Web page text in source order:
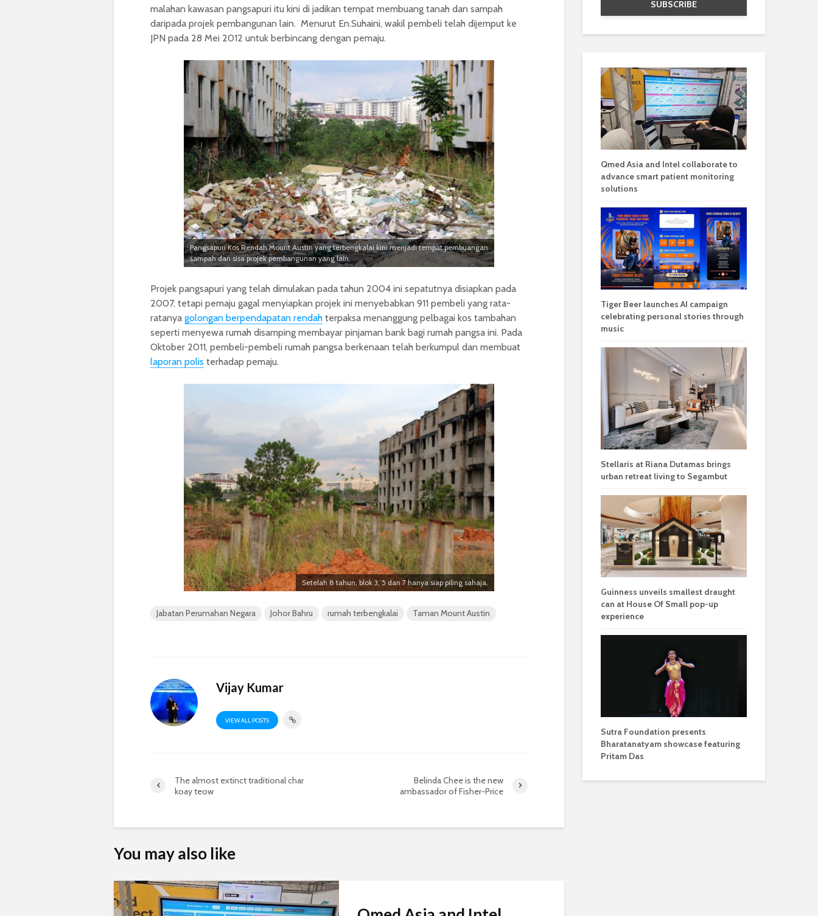
malahan kawasan pangsapuri itu kini di jadikan tempat membuang tanah dan sampah
daripada projek pembangunan lain. Menurut En.Suhaini, wakil pembeli telah dijemput ke
JPN pada 28 Mei 2012 untuk berbincang dengan pemaju.
Pangsapuri Kos Rendah Mount Austin yang terbengkalai kini menjadi tempat pembuangan
sampah dan sisa projek pembangunan yang lain.
Projek pangsapuri yang telah dimulakan pada tahun 2004 ini sepatutnya disiapkan pada
2007, tetapi pemaju gagal menyiapkan projek ini menyebabkan 911 pembeli yang rata-
ratanya golongan berpendapatan rendah terpaksa menanggung pelbagai kos tambahan
seperti menyewa rumah disamping membayar pinjaman bank bagi rumah pangsa ini. Pada
Oktober 2011, pembeli-pembeli rumah pangsa berkenaan telah berkumpul dan membuat
laporan polis terhadap pemaju.
Setelah 8 tahun, blok 3, 5 dan 7 hanya siap piling sahaja.
Jabatan Perumahan Negara Johor Bahru rumah terbengkalai Taman Mount Austin
Vijay Kumar
VIEW ALL POSTS
The almost extinct traditional char
koay teow
Belinda Chee is the new
ambassador of Fisher-Price
You may also like
Qmed Asia and Intel collaborate to
advance smart patient monitoring
solutions
Tiger Beer launches AI campaign
celebrating personal stories through
music
Stellaris at Riana Dutamas brings
urban retreat living to Segambut
Guinness unveils smallest draught
can at House Of Small pop-up
experience
Sutra Foundation presents
Bharatanatyam showcase featuring
Pritam Das